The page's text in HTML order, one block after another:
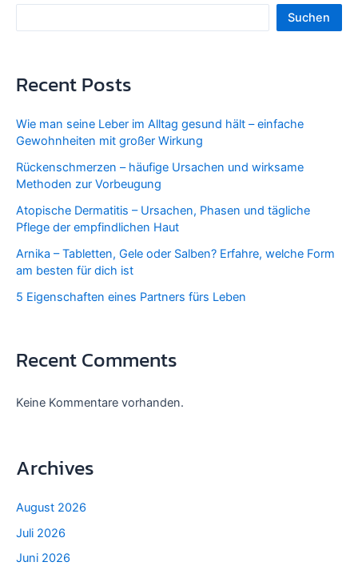
Suchen
Recent Posts
Wie man seine Leber im Alltag gesund hält – einfache
Gewohnheiten mit großer Wirkung
Rückenschmerzen – häufige Ursachen und wirksame
Methoden zur Vorbeugung
Atopische Dermatitis – Ursachen, Phasen und tägliche
Pflege der empfindlichen Haut
Arnika – Tabletten, Gele oder Salben? Erfahre, welche Form
am besten für dich ist
5 Eigenschaften eines Partners fürs Leben
Recent Comments
Keine Kommentare vorhanden.
Archives
August 2026
Juli 2026
Juni 2026